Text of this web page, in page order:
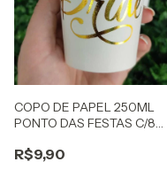
COPO DE PAPEL 250ML
PONTO DAS FESTAS C/8
R$9,90